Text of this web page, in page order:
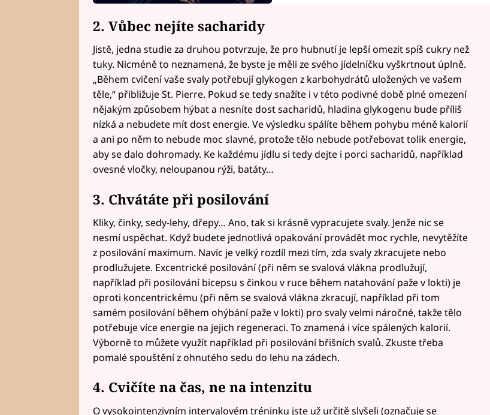
2. Vůbec nejíte sacharidy
Jistě, jedna studie za druhou potvrzuje, že pro hubnutí je lepší omezit spíš cukry než
tuky. Nicméně to neznamená, že byste je měli ze svého jídelníčku vyškrtnout úplně.
„Během cvičení vaše svaly potřebují glykogen z karbohydrátů uložených ve vašem
těle,“ přibližuje St. Pierre. Pokud se tedy snažíte i v této podivné době plné omezení
nějakým způsobem hýbat a nesníte dost sacharidů, hladina glykogenu bude příliš
nízká a nebudete mít dost energie. Ve výsledku spálíte během pohybu méně kalorií
a ani po něm to nebude moc slavné, protože tělo nebude potřebovat tolik energie,
aby se dalo dohromady. Ke každému jídlu si tedy dejte i porci sacharidů, například
ovesné vločky, neloupanou rýži, batáty…
3. Chvátáte při posilování
Kliky, činky, sedy-lehy, dřepy… Ano, tak si krásně vypracujete svaly. Jenže nic se
nesmí uspěchat. Když budete jednotlivá opakování provádět moc rychle, nevytěžíte
z posilování maximum. Navíc je velký rozdíl mezi tím, zda svaly zkracujete nebo
prodlužujete. Excentrické posilování (při něm se svalová vlákna prodlužují,
například při posilování bicepsu s činkou v ruce během natahování paže v lokti) je
oproti koncentrickému (při něm se svalová vlákna zkracují, například při tom
samém posilování během ohýbání paže v lokti) pro svaly velmi náročné, takže tělo
potřebuje více energie na jejich regeneraci. To znamená i více spálených kalorií.
Výborně to můžete využít například při posilování břišních svalů. Zkuste třeba
pomalé spouštění z ohnutého sedu do lehu na zádech.
4. Cvičíte na čas, ne na intenzitu
O vysokointenzivním intervalovém tréninku jste už určitě slyšeli (označuje se